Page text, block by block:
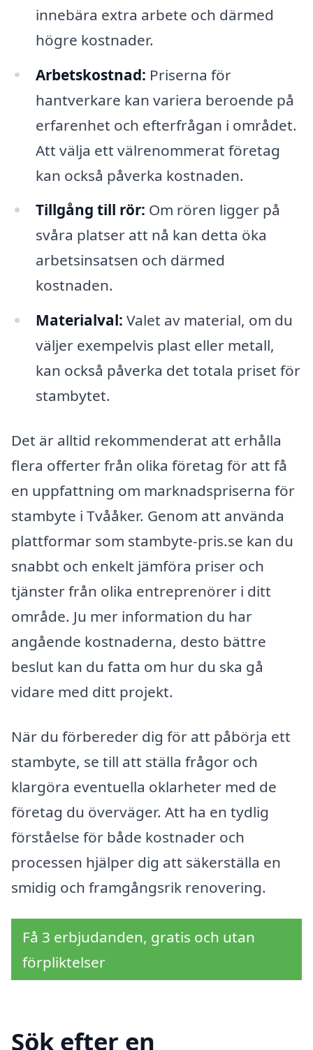
innebära extra arbete och därmed
högre kostnader.
Arbetskostnad: Priserna för
hantverkare kan variera beroende på
erfarenhet och efterfrågan i området.
Att välja ett välrenommerat företag
kan också påverka kostnaden.
Tillgång till rör: Om rören ligger på
svåra platser att nå kan detta öka
arbetsinsatsen och därmed
kostnaden.
Materialval: Valet av material, om du
väljer exempelvis plast eller metall,
kan också påverka det totala priset för
stambytet.
Det är alltid rekommenderat att erhålla
flera offerter från olika företag för att få
en uppfattning om marknadspriserna för
stambyte i Tvååker. Genom att använda
plattformar som stambyte-pris.se kan du
snabbt och enkelt jämföra priser och
tjänster från olika entreprenörer i ditt
område. Ju mer information du har
angående kostnaderna, desto bättre
beslut kan du fatta om hur du ska gå
vidare med ditt projekt.
När du förbereder dig för att påbörja ett
stambyte, se till att ställa frågor och
klargöra eventuella oklarheter med de
företag du överväger. Att ha en tydlig
förståelse för både kostnader och
processen hjälper dig att säkerställa en
smidig och framgångsrik renovering.
Få 3 erbjudanden, gratis och utan
förpliktelser
Sök efter en